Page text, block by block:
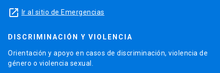
launch Ir al sitio de Emergencias
DISCRIMINACIÓN Y VIOLENCIA
Orientación y apoyo en casos de discriminación, violencia de
género o violencia sexual.